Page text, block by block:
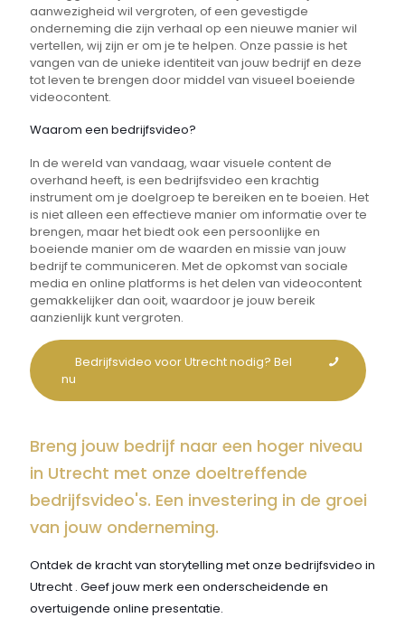
aanwezigheid wil vergroten, of een gevestigde
onderneming die zijn verhaal op een nieuwe manier wil
vertellen, wij zijn er om je te helpen. Onze passie is het
vangen van de unieke identiteit van jouw bedrijf en deze
tot leven te brengen door middel van visueel boeiende
videocontent.
Waarom een bedrijfsvideo?
In de wereld van vandaag, waar visuele content de
overhand heeft, is een bedrijfsvideo een krachtig
instrument om je doelgroep te bereiken en te boeien. Het
is niet alleen een effectieve manier om informatie over te
brengen, maar het biedt ook een persoonlijke en
boeiende manier om de waarden en missie van jouw
bedrijf te communiceren. Met de opkomst van sociale
media en online platforms is het delen van videocontent
gemakkelijker dan ooit, waardoor je jouw bereik
aanzienlijk kunt vergroten.
Bedrijfsvideo voor Utrecht nodig? Bel
nu
Breng jouw bedrijf naar een hoger niveau
in Utrecht met onze doeltreffende
bedrijfsvideo's. Een investering in de groei
van jouw onderneming.
Ontdek de kracht van storytelling met onze bedrijfsvideo in
Utrecht . Geef jouw merk een onderscheidende en
overtuigende online presentatie.